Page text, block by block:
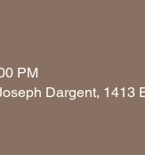
PM
Dargent, 1413